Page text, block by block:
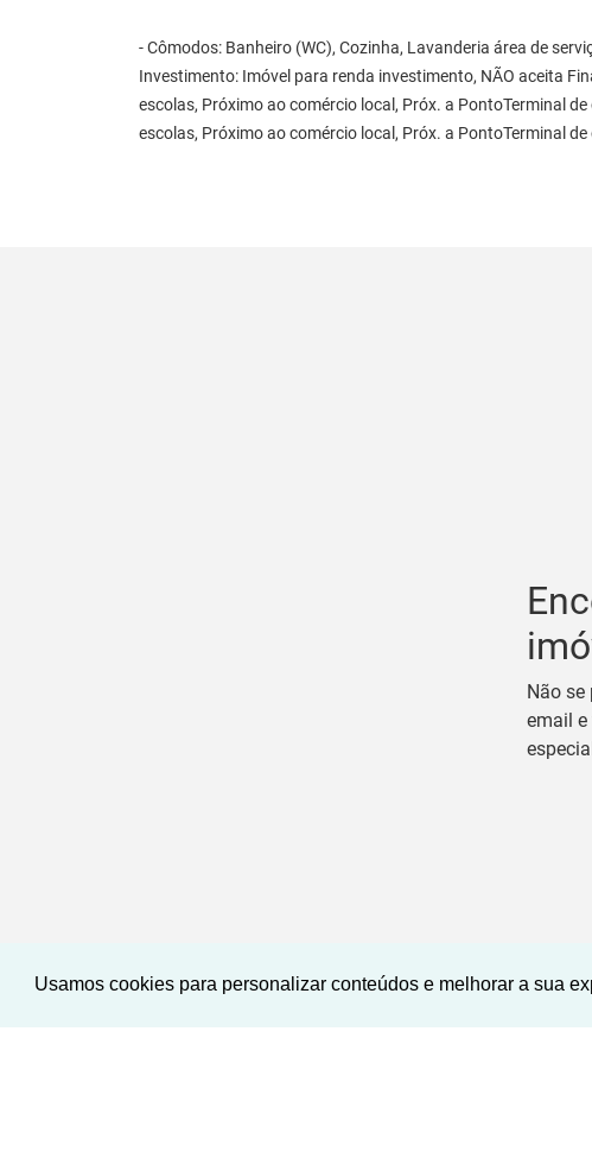
Usamos cookies para personalizar conteúdos e melhorar a sua
- Cômodos: Banheiro (WC), Cozinha, Lavanderia área de
Investimento: Imóvel para renda investimento, NÃO aceita
escolas, Próximo ao comércio local, Próx. a PontoTerminal
escolas, Próximo ao comércio local, Próx. a PontoTerminal de
Não se
email